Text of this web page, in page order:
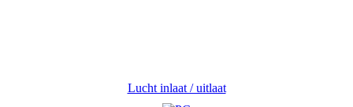
Lucht inlaat / uitlaat